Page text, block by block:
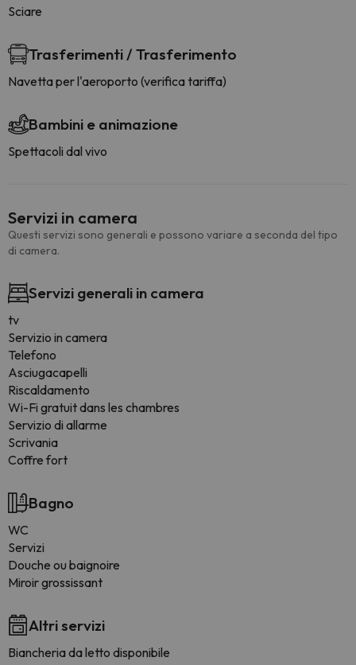
Sciare
Trasferimenti / Trasferimento
Navetta per l'aeroporto (verifica tariffa)
Bambini e animazione
Spettacoli dal vivo
Servizi in camera
Questi servizi sono generali e possono variare a seconda del tipo
di camera.
Servizi generali in camera
tv
Servizio in camera
Telefono
Asciugacapelli
Riscaldamento
Wi-Fi gratuit dans les chambres
Servizio di allarme
Scrivania
Coffre fort
Bagno
WC
Servizi
Douche ou baignoire
Miroir grossissant
Altri servizi
Biancheria da letto disponibile